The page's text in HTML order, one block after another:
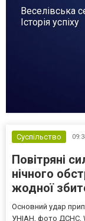
Веселівська
Історія успіху
Суспільство
Повітряні
нічного
жодної
Основний удар
УНІАН, фото ДСНС,